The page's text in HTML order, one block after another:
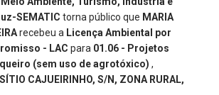
SEMATIC torna público que MARIA
recebeu a Licença Ambiental por
- LAC para 01.06 - Projetos
(sem uso de agrotóxico) ,
SÍTIO CAJUEIRINHO, S/N, ZONA RURAL,